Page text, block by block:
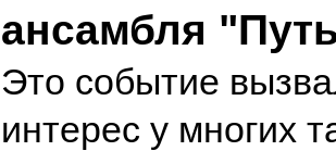
ансамбля
Это событие
интерес у многих